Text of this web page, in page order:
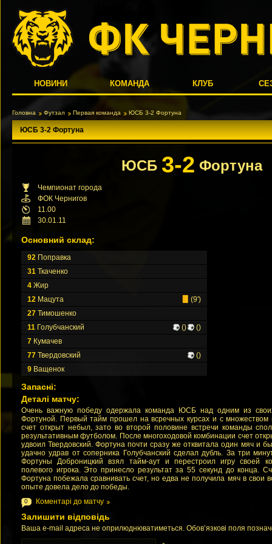
НОВИНИ КОМАНДА КЛУБ
Головна Футзал Первая команда ЮСБ 3-2 Фортуна
ЮСБ 3-2 Фортуна
ЮСБ 3-2 Фортуна
Чемпионат города
ФОК Чернигов
11.00
30.01.11
Основний склад:
92 Поправка
31 Ткаченко
4 Жир
12 Мацута
(9')
27 Тимошенко
11 Голубчанский ()
()
7 Кумачев
77 Твердовский
()
9 Ващенок
Запасні:
Деталі матчу:
Очень важную победу одержала команда ЮСБ над одним из
Фортуной. Первый тайм прошел на всречных курсах и с
счет открыт небыл, зато во второй половине встречи команды
результативным футболом. После многоходовой комбинации счет
удвоил Твердовский. Фортуна почти сразу же отквитала один мяч и
удачно удрав от соперника Голубчанский сделал дубль. За три
Фортуны Доброницкий взял тайм-аут и перестроил игру своей
полевого игрока. Это принесло результат за 55 секунд до конца.
Фортуна побежала сравнивать счет, но едва не получила мяч в
опыте довела дело до победы.
0 Коментарі до матчу
Залишити відповідь
Ваша e-mail адреса не оприлюднюватиметься. Обов’язкові поля